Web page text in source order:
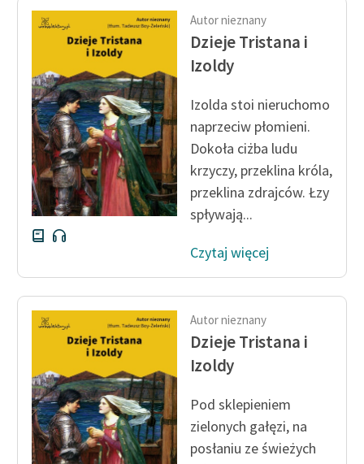
Kontakt
O projekcie
Zespół
Zasady wykorzystania
Wolnych Lektur
Logotypy
Materiały promocyjne
Regulamin biblioteki
Dane fundacji i
sprawozdania finansowe
Regulamin darowizn
Informacja o treściach
wrażliwych
Deklaracja dostępności
Autor nieznany
Dzieje Tristana i
Izoldy
Izolda stoi nieruchomo
naprzeciw płomieni.
Dokoła ciżba ludu
krzyczy, przeklina króla,
przeklina zdrajców. Łzy
spływają...
Czytaj więcej
Autor nieznany
Dzieje Tristana i
Izoldy
Pod sklepieniem
zielonych gałęzi, na
posłaniu ze świeżych